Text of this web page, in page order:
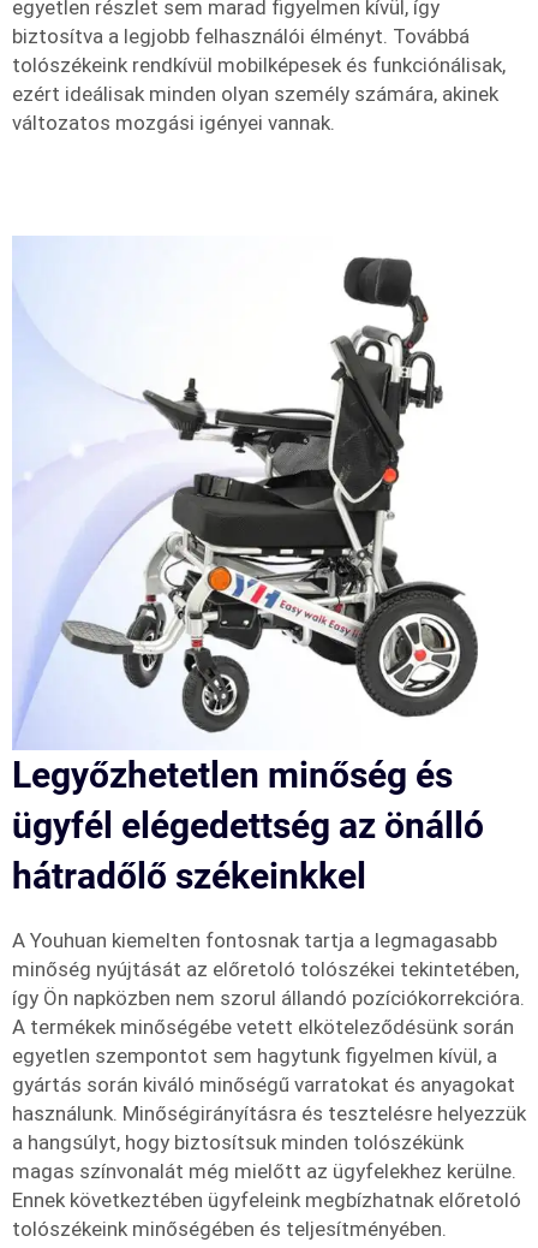
egyetlen részlet sem marad figyelmen kívül, így
biztosítva a legjobb felhasználói élményt. Továbbá
tolószékeink rendkívül mobilképesek és funkciónálisak,
ezért ideálisak minden olyan személy számára, akinek
változatos mozgási igényei vannak.
Legyőzhetetlen minőség és
ügyfél elégedettség az önálló
hátradőlő székeinkkel
A Youhuan kiemelten fontosnak tartja a legmagasabb
minőség nyújtását az előretoló tolószékei tekintetében,
így Ön napközben nem szorul állandó pozíciókorrekcióra.
A termékek minőségébe vetett elköteleződésünk során
egyetlen szempontot sem hagytunk figyelmen kívül, a
gyártás során kiváló minőségű varratokat és anyagokat
használunk. Minőségirányításra és tesztelésre helyezzük
a hangsúlyt, hogy biztosítsuk minden tolószékünk
magas színvonalát még mielőtt az ügyfelekhez kerülne.
Ennek következtében ügyfeleink megbízhatnak előretoló
tolószékeink minőségében és teljesítményében.